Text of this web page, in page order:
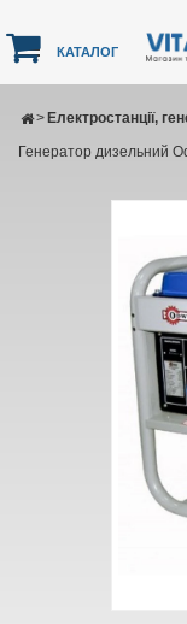
КАТАЛОГ
Електростанції,
>
Генератор дизельний